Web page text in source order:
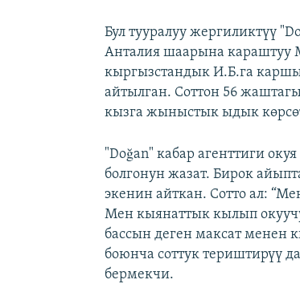
Бул тууралуу жергиликтүү
Анталия шаарына караштуу
кыргызстандык И.Б.га
айтылган. Соттон 56
кызга жыныстык ыдык
"Doğan" кабар агенттиги
болгонун жазат. Бирок
экенин айткан. Сотто ал:
Мен кыянаттык кылып
бассын деген максат менен
боюнча соттук териштирүү
бермекчи.